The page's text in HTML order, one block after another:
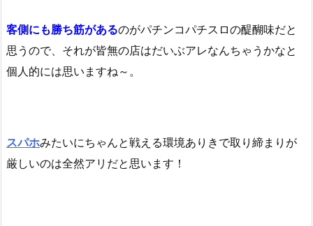
客側にも勝ち筋があるのがパチンコパチスロの醍醐味だと
思うので、それが皆無の店はだいぶアレなんちゃうかなと
個人的には思いますね～。
スパホみたいにちゃんと戦える環境ありきで取り締まりが
厳しいのは全然アリだと思います！